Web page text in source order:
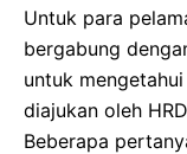
Untuk para
bergabung
untuk
diajukan oleh
Beberapa